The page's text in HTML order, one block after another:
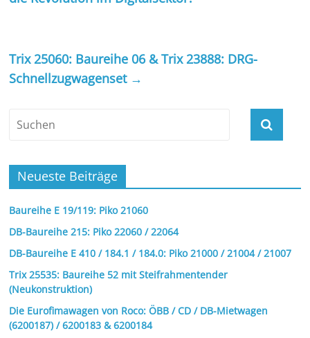
Trix 25060: Baureihe 06 & Trix 23888: DRG-
Schnellzugwagenset →
Neueste Beiträge
Baureihe E 19/119: Piko 21060
DB-Baureihe 215: Piko 22060 / 22064
DB-Baureihe E 410 / 184.1 / 184.0: Piko 21000 / 21004 / 21007
Trix 25535: Baureihe 52 mit Steifrahmentender
(Neukonstruktion)
Die Eurofimawagen von Roco: ÖBB / CD / DB-Mietwagen
(6200187) / 6200183 & 6200184